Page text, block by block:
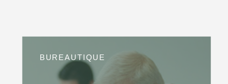
BUREAUTIQUE